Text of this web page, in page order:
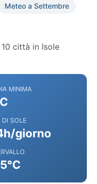
Meteo a Settembre
città in Isole
MINIMA
DI SOLE
giorno